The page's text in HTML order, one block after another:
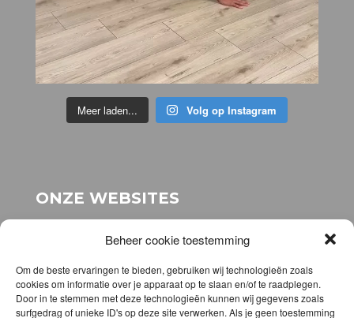
Beheer cookie toestemming
Om de beste ervaringen te bieden, gebruiken wij technologieën zoals
cookies om informatie over je apparaat op te slaan en/of te raadplegen.
Door in te stemmen met deze technologieën kunnen wij gegevens zoals
surfgedrag of unieke ID's op deze site verwerken. Als je geen toestemming
Meer laden... Volg op Instagram
ONZE WEBSITES
voor onze stichting:
www.stichting-topsport-
voor onze webshop:www.elhatrishop.nl
DOWNLOAD DE APP